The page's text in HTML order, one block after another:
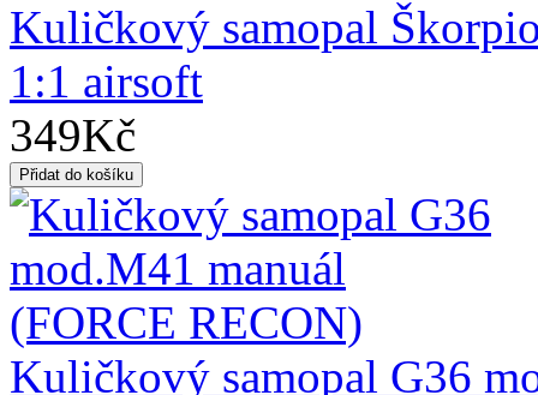
Kuličkový samopal
1:1 airsoft
349Kč
Kuličkový samopal G36